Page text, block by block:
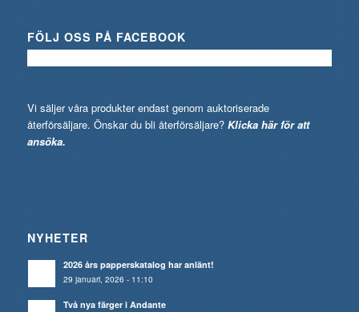
FÖLJ OSS PÅ FACEBOOK
Vi säljer våra produkter endast genom auktoriserade
återförsäljare. Önskar du bli återförsäljare? Klicka här för att
ansöka.
NYHETER
2026 års papperskatalog har anlänt!
29 januari, 2026 - 11:10
Två nya färger i Andante